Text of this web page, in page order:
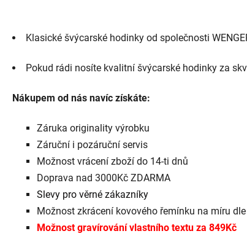
Klasické švýcarské hodinky od společnosti
Pokud rádi nosíte kvalitní švýcarské hodinky za
Nákupem od nás navíc získáte:
Záruka originality výrobku
Záruční i pozáruční servis
Možnost vrácení zboží do 14-ti dnů
Doprava nad 3000Kč ZDARMA
Slevy pro věrné zákazníky
Možnost zkrácení kovového řemínku na míru
Možnost gravírování vlastního textu za 849Kč